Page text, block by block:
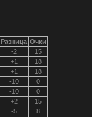
Разница Очки
-2
15
+1
18
+1
18
-10
0
-10
0
+2
15
-5
8